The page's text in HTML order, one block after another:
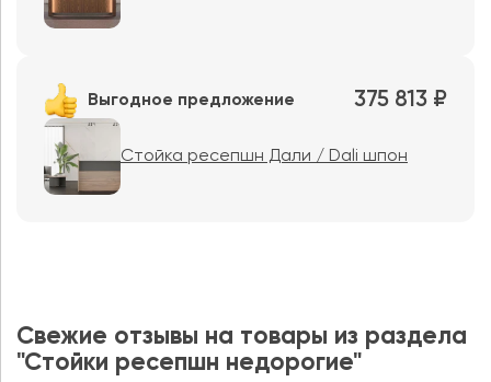
Выгодное предложение 375 813 ₽
Стойка ресепшн Дали / Dali шпон
Свежие отзывы на товары из раздела
"Стойки ресепшн недорогие"